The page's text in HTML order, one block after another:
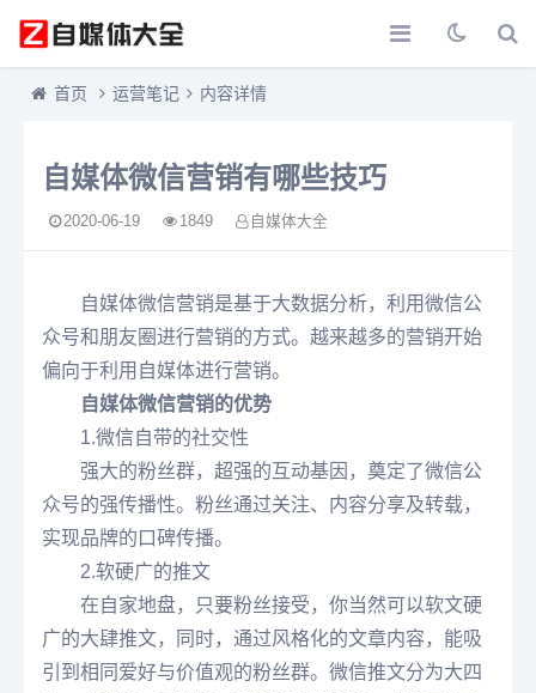
首页 运营笔记 内容详情
自媒体微信营销有哪些技巧
2020-06-19 1849 自媒体大全
自媒体微信营销是基于大数据分析，利用微信公
众号和朋友圈进行营销的方式。越来越多的营销开始
偏向于利用自媒体进行营销。
自媒体微信营销的优势
1.微信自带的社交性
强大的粉丝群，超强的互动基因，奠定了微信公
众号的强传播性。粉丝通过关注、内容分享及转载，
实现品牌的口碑传播。
2.软硬广的推文
在自家地盘，只要粉丝接受，你当然可以软文硬
广的大肆推文，同时，通过风格化的文章内容，能吸
引到相同爱好与价值观的粉丝群。微信推文分为大四